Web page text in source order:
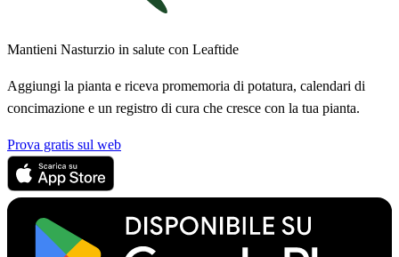
Mantieni Nasturzio in salute con Leaftide
Aggiungi la pianta e riceva promemoria di potatura, calendari di
concimazione e un registro di cura che cresce con la tua pianta.
Prova gratis sul web